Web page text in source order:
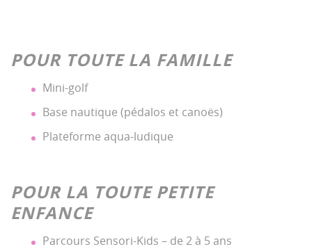
POUR TOUTE LA FAMILLE
Mini-golf
Base nautique (pédalos et canoës)
Plateforme aqua-ludique
POUR LA TOUTE PETITE
ENFANCE
Parcours Sensori-Kids – de 2 à 5 ans